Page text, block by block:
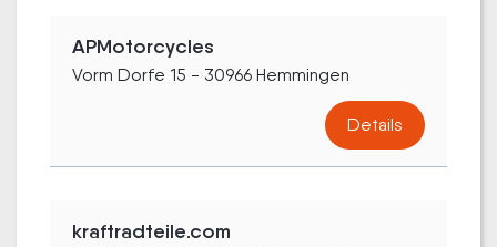
APMotorcycles
Vorm Dorfe 15 - 30966 Hemmingen
Details
kraftradteile.com